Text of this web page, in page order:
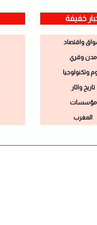
خفيفة
واقتصاد
مدن وقري
وتكنولوجيا
تاريخ واثار
مؤسسات
المغرب